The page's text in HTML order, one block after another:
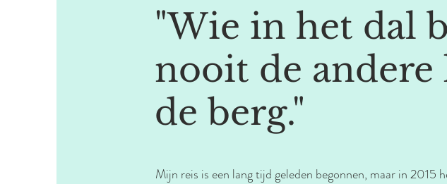
"Wie in het dal
nooit de andere
de berg."
Mijn reis is een lang tijd geleden begonnen, maar in 2015